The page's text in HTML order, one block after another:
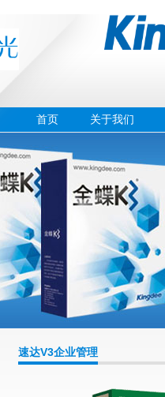
首页 关于我们
速达V3企业管理